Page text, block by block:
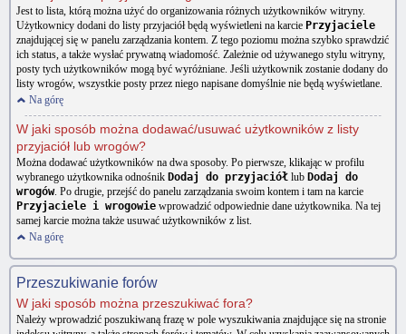
Jest to lista, którą można użyć do organizowania różnych użytkowników witryny.
Użytkownicy dodani do listy przyjaciół będą wyświetleni na karcie Przyjaciele
znajdującej się w panelu zarządzania kontem. Z tego poziomu można szybko sprawdzić
ich status, a także wysłać prywatną wiadomość. Zależnie od używanego stylu witryny,
posty tych użytkowników mogą być wyróżniane. Jeśli użytkownik zostanie dodany do
listy wrogów, wszystkie posty przez niego napisane domyślnie nie będą wyświetlane.
Na górę
W jaki sposób można dodawać/usuwać użytkowników z listy
przyjaciół lub wrogów?
Można dodawać użytkowników na dwa sposoby. Po pierwsze, klikając w profilu
wybranego użytkownika odnośnik Dodaj do przyjaciół lub Dodaj do
wrogów. Po drugie, przejść do panelu zarządzania swoim kontem i tam na karcie
Przyjaciele i wrogowie wprowadzić odpowiednie dane użytkownika. Na tej
samej karcie można także usuwać użytkowników z list.
Na górę
Przeszukiwanie forów
W jaki sposób można przeszukiwać fora?
Należy wprowadzić poszukiwaną frazę w pole wyszukiwania znajdujące się na stronie